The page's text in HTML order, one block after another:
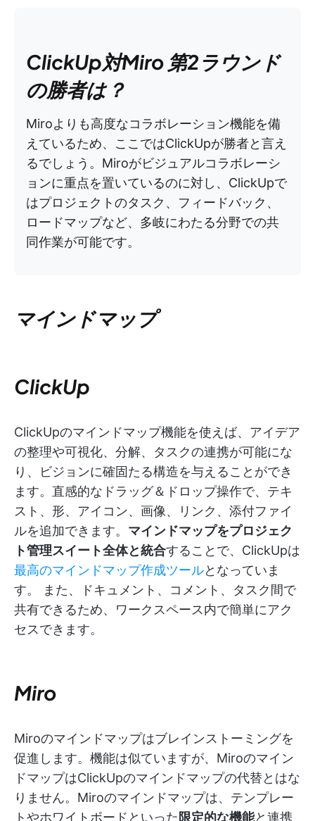
ClickUp対Miro 第2ラウンド
の勝者は？
Miroよりも高度なコラボレーション機能を備
えているため、ここではClickUpが勝者と言え
るでしょう。Miroがビジュアルコラボレーシ
ョンに重点を置いているのに対し、ClickUpで
はプロジェクトのタスク、フィードバック、
ロードマップなど、多岐にわたる分野での共
同作業が可能です。
マインドマップ
ClickUp
ClickUpのマインドマップ機能を使えば、アイデア
の整理や可視化、分解、タスクの連携が可能にな
り、ビジョンに確固たる構造を与えることができ
ます。直感的なドラッグ＆ドロップ操作で、テキ
スト、形、アイコン、画像、リンク、添付ファイ
ルを追加できます。 マインドマップをプロジェク
ト管理スイート全体と統合することで、ClickUpは
最高のマインドマップ作成ツールとなっていま
す。 また、ドキュメント、コメント、タスク間で
共有できるため、ワークスペース内で簡単にアク
セスできます。
Miro
Miroのマインドマップはブレインストーミングを
促進します。機能は似ていますが、Miroのマイン
ドマップはClickUpのマインドマップの代替とはな
りません。Miroのマインドマップは、テンプレー
トやホワイトボードといった限定的な機能と連携